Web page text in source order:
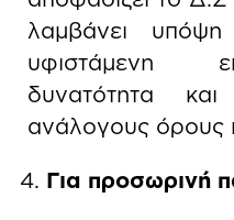
λαμβάνει
υφιστάμενη
δυνατότητα
ανάλογους όρους
Για προσωρινή